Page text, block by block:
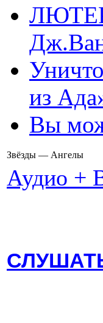
из
Вы
Звёзды — Ангелы
Аудио +